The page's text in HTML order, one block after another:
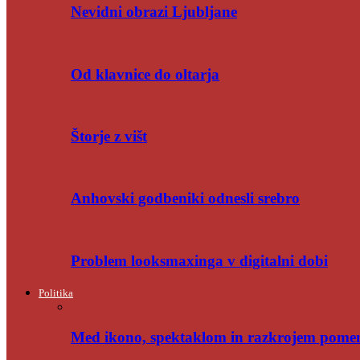
Nevidni obrazi Ljubljane
Od klavnice do oltarja
Štorje z višt
Anhovski godbeniki odnesli srebro
Problem looksmaxinga v digitalni dobi
Politika
Med ikono, spektaklom in razkrojem